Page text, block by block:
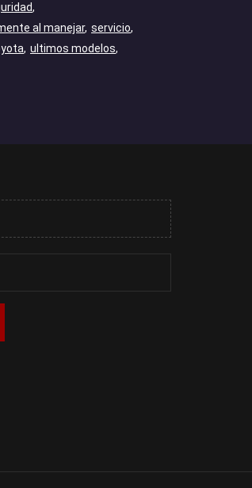
al manejar servicio
ultimos modelos